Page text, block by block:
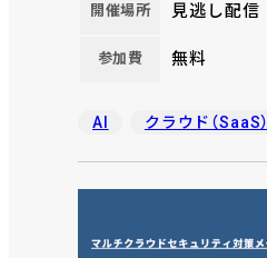
開催場所 見逃し配信
参加費 無料
AI クラウド（SaaS）